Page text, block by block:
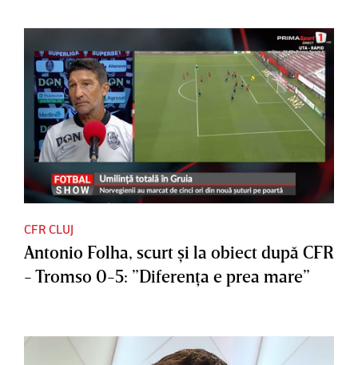
CFR CLUJ
Antonio Folha, scurt şi la obiect după CFR
- Tromso 0-5: ”Diferenţa e prea mare”